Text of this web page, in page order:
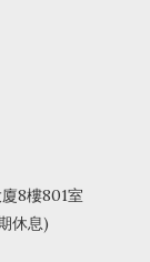
8樓801室
休息)